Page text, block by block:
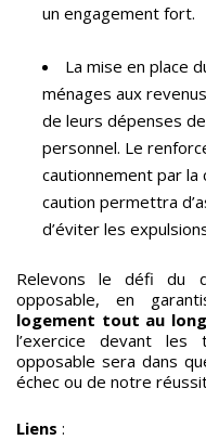
un engagement fort.
La mise en place
ménages aux
de leurs dépenses
personnel. Le
cautionnement par la
caution permettra
d’éviter les
Relevons le défi du
opposable, en
logement tout au
l’exercice devant
opposable sera dans
échec ou de notre
Liens :